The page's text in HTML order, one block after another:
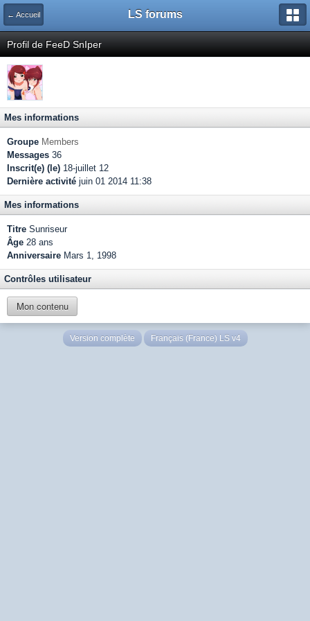
← Accueil LS forums
Profil de FeeD SnIper
Mes informations
Groupe Members
Messages 36
Inscrit(e) (le) 18-juillet 12
Dernière activité juin 01 2014 11:38
Mes informations
Titre Sunriseur
Âge 28 ans
Anniversaire Mars 1, 1998
Contrôles utilisateur
Mon contenu
Version complète Français (France) LS v4